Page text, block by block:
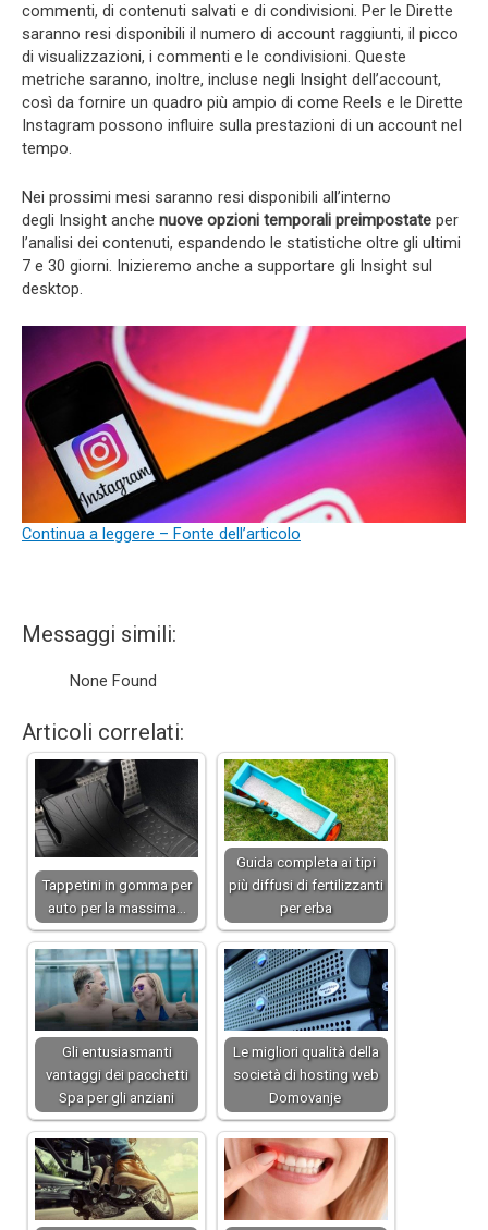
commenti, di contenuti salvati e di condivisioni. Per le Dirette
saranno resi disponibili il numero di account raggiunti, il picco
di visualizzazioni, i commenti e le condivisioni. Queste
metriche saranno, inoltre, incluse negli Insight dell’account,
così da fornire un quadro più ampio di come Reels e le Dirette
Instagram possono influire sulla prestazioni di un account nel
tempo.
Nei prossimi mesi saranno resi disponibili all’interno
degli Insight anche nuove opzioni temporali preimpostate per
l’analisi dei contenuti, espandendo le statistiche oltre gli ultimi
7 e 30 giorni. Inizieremo anche a supportare gli Insight sul
desktop.
Continua a leggere – Fonte dell’articolo
Messaggi simili:
None Found
Articoli correlati:
Tappetini in gomma per
auto per la massima…
Guida completa ai tipi
più diffusi di fertilizzanti
per erba
Gli entusiasmanti
vantaggi dei pacchetti
Spa per gli anziani
Le migliori qualità della
società di hosting web
Domovanje